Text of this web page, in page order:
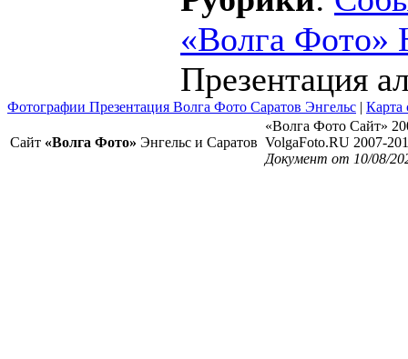
«Волга Фото»
Презентация
Фотографии Презентация Волга Фото Саратов Энгельс | Карта
Сайт «Волга Фото» Энгельс и Саратов
«Волга Фото Сайт»
VolgaFoto.RU 2007-
Документ от 10/08/